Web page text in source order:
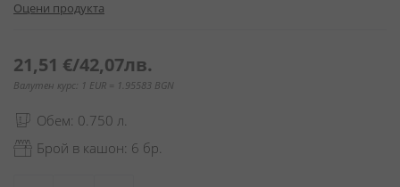
снимки
Оцени продукта
21,51 €/42,07лв.
Валутен курс: 1 EUR = 1.95583 BGN
Обем: 0.750 л.
Брой в кашон: 6 бр.